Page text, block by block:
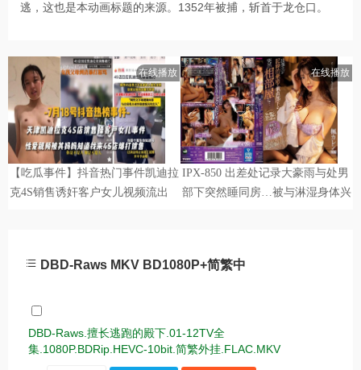
逃，这也是本动画标题的来源。1352年被捕，斩首于龙仓口。
DBD-Raws MKV BD1080P+简繁中
DBD-Raws.擅长逃跑的殿下.01-12TV全
集.1080P.BDRip.HEVC-10bit.简繁外挂.FLAC.MKV